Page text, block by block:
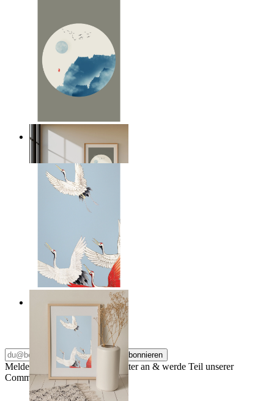
Japandi Moon
14,95 €
Japandi Cranes
29,95 €
Abonnieren
Melde dich für unseren Newsletter an & werde Teil unserer
Community